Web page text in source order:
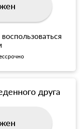
друга